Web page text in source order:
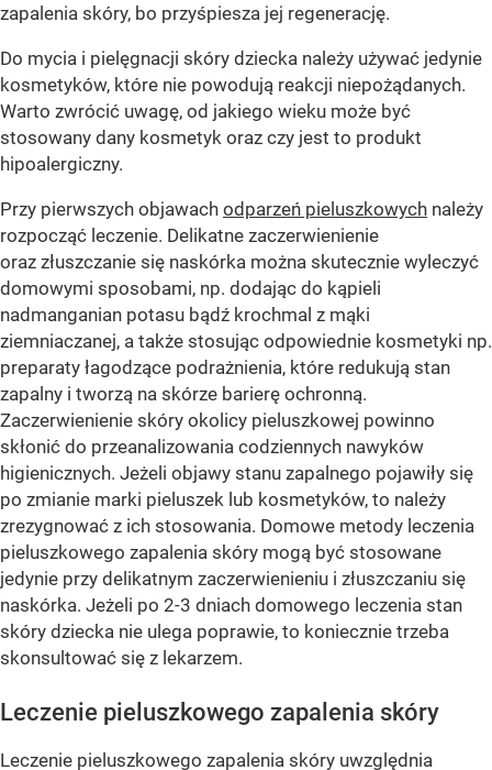
zapalenia skóry, bo przyśpiesza jej regenerację.
Do mycia i pielęgnacji skóry dziecka należy używać jedynie
kosmetyków, które nie powodują reakcji niepożądanych.
Warto zwrócić uwagę, od jakiego wieku może być
stosowany dany kosmetyk oraz czy jest to produkt
hipoalergiczny.
Przy pierwszych objawach odparzeń pieluszkowych należy
rozpocząć leczenie. Delikatne zaczerwienienie
oraz złuszczanie się naskórka można skutecznie wyleczyć
domowymi sposobami, np. dodając do kąpieli
nadmanganian potasu bądź krochmal z mąki
ziemniaczanej, a także stosując odpowiednie kosmetyki np.
preparaty łagodzące podrażnienia, które redukują stan
zapalny i tworzą na skórze barierę ochronną.
Zaczerwienienie skóry okolicy pieluszkowej powinno
skłonić do przeanalizowania codziennych nawyków
higienicznych. Jeżeli objawy stanu zapalnego pojawiły się
po zmianie marki pieluszek lub kosmetyków, to należy
zrezygnować z ich stosowania. Domowe metody leczenia
pieluszkowego zapalenia skóry mogą być stosowane
jedynie przy delikatnym zaczerwienieniu i złuszczaniu się
naskórka. Jeżeli po 2-3 dniach domowego leczenia stan
skóry dziecka nie ulega poprawie, to koniecznie trzeba
skonsultować się z lekarzem.
Leczenie pieluszkowego zapalenia skóry
Leczenie pieluszkowego zapalenia skóry uwzględnia